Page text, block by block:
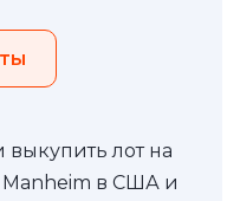
лот на
Manheim в США и